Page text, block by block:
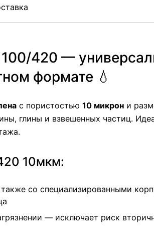
420 —
формате 💧
с пористостью 10 микрон и
глины и взвешенных частиц.
10мкм:
также со специализированными
— исключает риск